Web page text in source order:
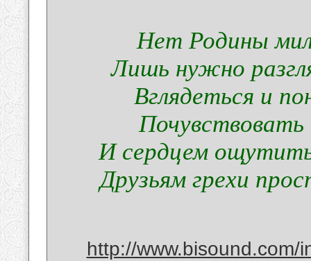
Нет Родины
Лишь нужно
Вглядеться и
Почувствовать
И сердцем
Друзьям грехи
http://www.bisound.com/